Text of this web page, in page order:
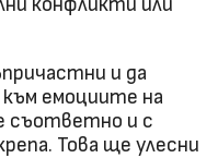
конфликти или
и да
емоциите на
съответно и с
Това ще улесни